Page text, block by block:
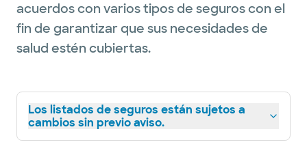
acuerdos con varios tipos de seguros con el
fin de garantizar que sus necesidades de
salud estén cubiertas.
Los listados de seguros están sujetos a
cambios sin previo aviso.